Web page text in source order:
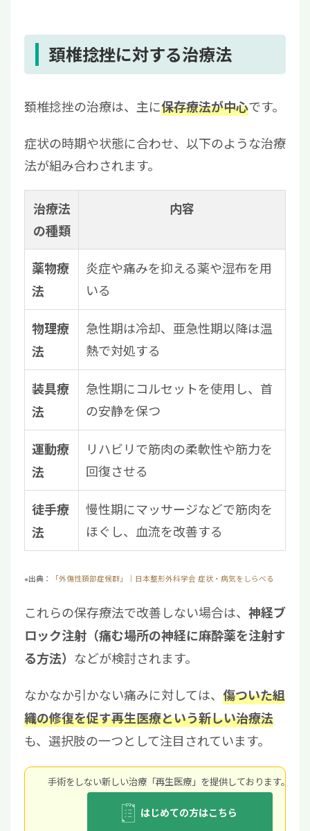
頚椎捻挫に対する治療法
頚椎捻挫の治療は、主に保存療法が中心です。
症状の時期や状態に合わせ、以下のような治療
法が組み合わされます。
治療法
の種類
内容
薬物療
法
炎症や痛みを抑える薬や湿布を用
いる
物理療
法
急性期は冷却、亜急性期以降は温
熱で対処する
装具療
法
急性期にコルセットを使用し、首
の安静を保つ
運動療
法
リハビリで筋肉の柔軟性や筋力を
回復させる
徒手療
法
慢性期にマッサージなどで筋肉を
ほぐし、血流を改善する
※出典： 「外傷性頚部症候群」｜日本整形外科学会 症状・病気をしらべる
これらの保存療法で改善しない場合は、 神経ブ
ロック注射（痛む場所の神経に麻酔薬を注射す
る方法） などが検討されます。
なかなか引かない痛みに対しては、 傷ついた組
織の修復を促す再生医療という新しい治療法
も、選択肢の一つとして注目されています。
手術をしない新しい治療「再生医療」を提供しております。
はじめての方はこちら